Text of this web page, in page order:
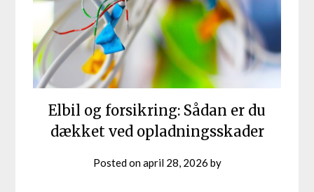
Elbil og forsikring: Sådan er du
dækket ved opladningsskader
Posted onapril 28, 2026 by